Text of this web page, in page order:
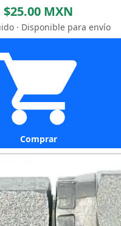
$25.00 MXN
· Disponible para envío
Comprar